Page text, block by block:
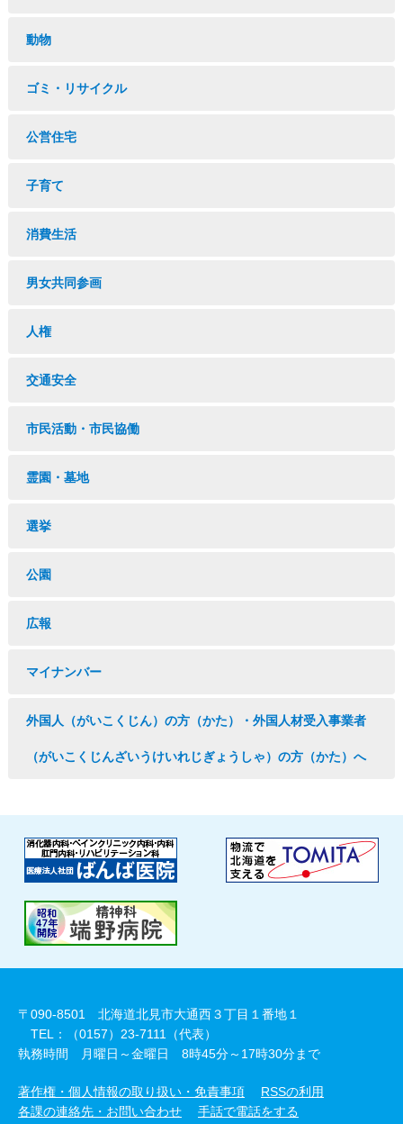
動物
ゴミ・リサイクル
公営住宅
子育て
消費生活
男女共同参画
人権
交通安全
市民活動・市民協働
霊園・墓地
選挙
公園
広報
マイナンバー
外国人（がいこくじん）の方（かた）・外国人材受入事業者
（がいこくじんざいうけいれじぎょうしゃ）の方（かた）へ
〒090-8501 北海道北見市大通西３丁目１番地１
TEL：（0157）23-7111（代表）
執務時間 月曜日～金曜日 8時45分～17時30分まで
著作権・個人情報の取り扱い・免責事項
RSSの利用
各課の連絡先・お問い合わせ
手話で電話をする